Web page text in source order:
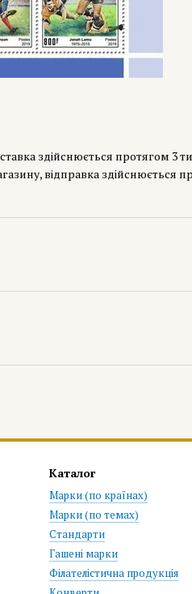
здійснюється протягом 3
відправка здійснюється
Каталог
Марки (по країнах)
Марки (по темах)
Стандарти
Гашені марки
Філателістична продукція